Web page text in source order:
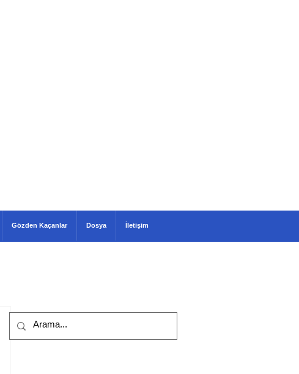
Gözden Kaçanlar Dosya İletişim